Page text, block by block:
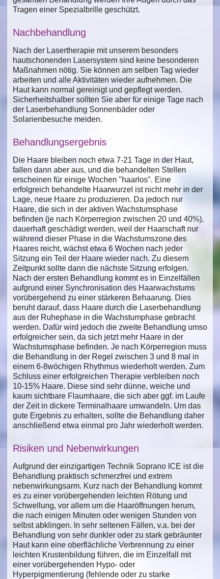
Tragen einer Spezialbrille geschützt.
Nachbehandlung
Nach der Lasertherapie mit unserem besonders
hautschonenden Lasersystem sind keine besonderen
Maßnahmen nötig. Sie können am selben Tag wieder
arbeiten und alle Aktivitäten wieder aufnehmen. Die
Haut kann normal gereinigt und gepflegt werden.
Sicherheitshalber sollten Sie aber für einige Tage nach
der Laserbehandlung Sonnenbäder oder
Solarienbesuche meiden.
Behandlungsergebnis
Die Haare bleiben noch etwa 7-21 Tage in der Haut,
fallen dann aber aus, und die behandelten Stellen
erscheinen für einige Wochen "haarlos". Eine
erfolgreich behandelte Haarwurzel ist nicht mehr in der
Lage, neue Haare zu produzieren. Da jedoch nur
Haare, die sich in der aktiven Wachstumsphase
befinden (je nach Körperregion zwischen 20 und 40%),
dauerhaft geschädigt werden, weil der Haarschaft nur
während dieser Phase in die Wachstumszone des
Haares reicht, wächst etwa 6 Wochen nach jeder
Sitzung ein Teil der Haare wieder nach. Zu diesem
Zeitpunkt sollte dann die nächste Sitzung erfolgen.
Nach der ersten Behandlung kommt es in Einzelfällen
aufgrund einer Synchronisation des Haarwachstums
vorübergehend zu einer stärkeren Behaarung. Dies
beruht darauf, dass Haare durch die Laserbehandlung
aus der Ruhephase in die Wachstumphase gebracht
werden. Dafür wird jedoch die zweite Behandlung umso
erfolgreicher sein, da sich jetzt mehr Haare in der
Wachstumsphase befinden. Je nach Körperregion muss
die Behandlung in der Regel zwischen 3 und 8 mal in
einem 6-8wöchigen Rhythmus wiederholt werden. Zum
Schluss einer erfolgreichen Therapie verbleiben noch
10-15% Haare. Diese sind sehr dünne, weiche und
kaum sichtbare Flaumhaare, die sich aber ggf. im Laufe
der Zeit in dickere Terminalhaare umwandeln. Um das
gute Ergebnis zu erhalten, sollte die Behandlung daher
anschließend etwa einmal pro Jahr wiederholt werden.
Risiken und Nebenwirkungen
Aufgrund der einzigartigen Technik Soprano ICE ist die
Behandlung praktisch schmerzfrei und extrem
nebenwirkungsarm. Kurz nach der Behandlung kommt
es zu einer vorübergehenden leichten Rötung und
Schwellung, vor allem um die Haaröffnungen herum,
die nach einigen Minuten oder wenigen Stunden von
selbst abklingen. In sehr seltenen Fällen, v.a. bei der
Behandlung von sehr dunkler oder zu stark gebräunter
Haut kann eine oberflächliche Verbrennung zu einer
leichten Krustenbildung führen, die im Einzelfall mit
einer vorübergehenden Hypo- oder
Hyperpigmentierung (fehlende oder zu starke